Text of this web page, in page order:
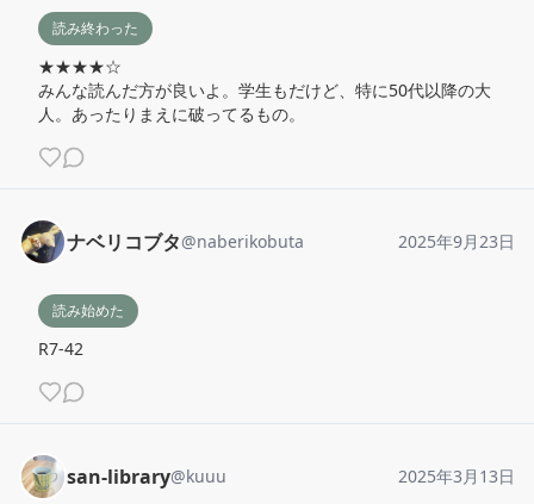
読み終わった
★★★★☆
みんな読んだ方が良いよ。学生もだけど、特に50代以降の大
人。あったりまえに破ってるもの。
ナベリコブタ@naberikobuta 2025年9月23日
読み始めた
R7-42
san-library@kuuu 2025年3月13日